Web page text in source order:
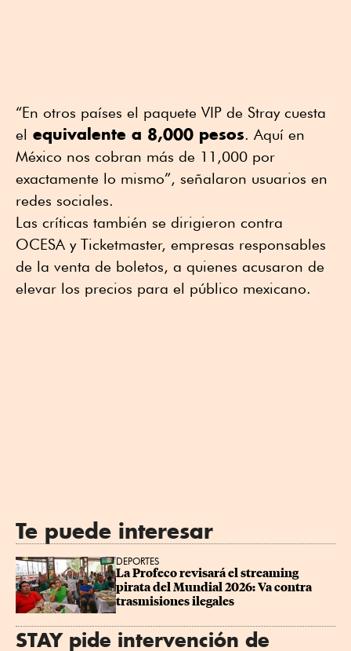
“En otros países el paquete VIP de Stray cuesta
el equivalente a 8,000 pesos. Aquí en
México nos cobran más de 11,000 por
exactamente lo mismo”, señalaron usuarios en
redes sociales.
Las críticas también se dirigieron contra
OCESA y Ticketmaster, empresas responsables
de la venta de boletos, a quienes acusaron de
elevar los precios para el público mexicano.
Te puede interesar
DEPORTES
La Profeco revisará el streaming
pirata del Mundial 2026: Va contra
trasmisiones ilegales
STAY pide intervención de